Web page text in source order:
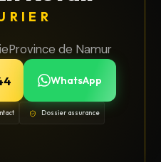
Province de Namur
WhatsApp
Dossier assurance